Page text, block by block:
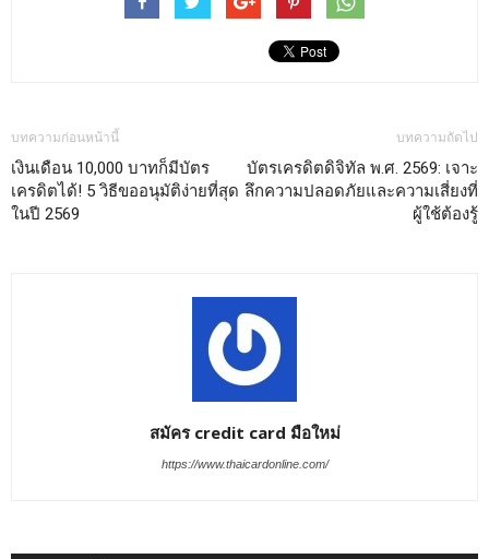
บทความก่อนหน้านี้
เงินเดือน 10,000 บาทก็มีบัตร
เครดิตได้! 5 วิธีขออนุมัติง่ายที่สุด
ในปี 2569
บทความถัดไป
บัตรเครดิตดิจิทัล พ.ศ. 2569: เจาะ
ลึกความปลอดภัยและความเสี่ยงที่
ผู้ใช้ต้องรู้
สมัคร credit card มือใหม่
https://www.thaicardonline.com/